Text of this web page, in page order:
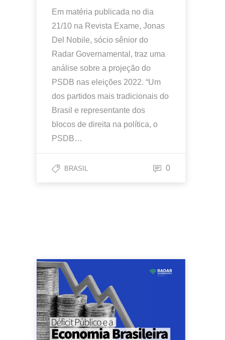
Em matéria publicada no dia
21/10 na Revista Exame, Jonas
Del Nobile, sócio sênior do
Radar Governamental, traz uma
análise sobre a projeção do
PSDB nas eleições 2022. “Um
dos partidos mais tradicionais do
Brasil e representante dos
blocos de direita na política, o
PSDB…
BRASIL 0